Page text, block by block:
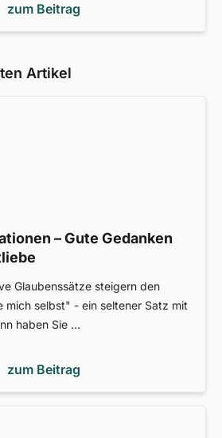
zum Beitrag
Artikel
– Gute Gedanken
Glaubenssätze steigern den
mich selbst" - ein seltener Satz mit
haben Sie …
zum Beitrag